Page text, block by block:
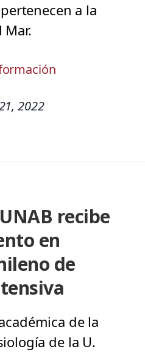
a la
Mar.
2022
recibe
en
de
de la
de la U.